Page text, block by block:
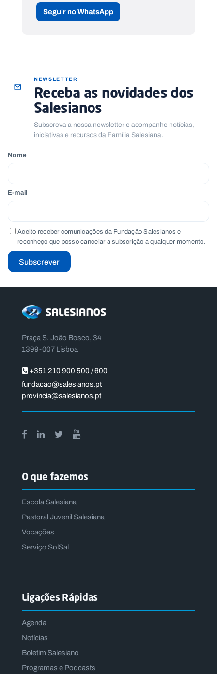
Seguir no WhatsApp
NEWSLETTER
Receba as novidades dos
Salesianos
Subscreva a nossa newsletter e acompanhe notícias,
iniciativas e recursos da Família Salesiana.
Nome
E-mail
Aceito receber comunicações da Fundação Salesianos e
reconheço que posso cancelar a subscrição a qualquer momento.
Subscrever
Praça S. João Bosco, 34
1399-007 Lisboa
+351 210 900 500 / 600
fundacao@salesianos.pt
provincia@salesianos.pt
O que fazemos
Escola Salesiana
Pastoral Juvenil Salesiana
Vocações
Serviço SolSal
Ligações Rápidas
Agenda
Notícias
Boletim Salesiano
Programas e Podcasts